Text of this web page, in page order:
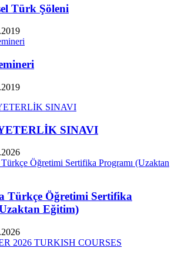
Türk Şöleni
SINAVI
Türkçe Öğretimi Sertifika
Eğitim)